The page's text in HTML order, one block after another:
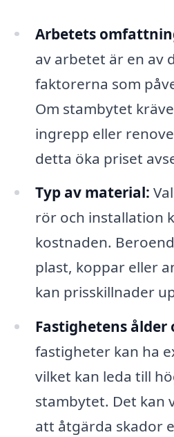
Arbetets
av arbetet är en av
faktorerna som
Om stambytet
ingrepp eller
detta öka priset
Typ av material:
rör och installation
kostnaden.
plast, koppar eller
kan prisskillnader
Fastighetens ålder
fastigheter kan ha
vilket kan leda till
stambytet. Det kan
att åtgärda skador